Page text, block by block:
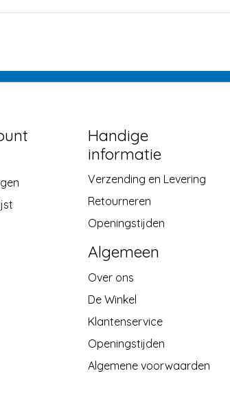
Handige
informatie
Verzending en Levering
Retourneren
Openingstijden
Algemeen
Over ons
De Winkel
Klantenservice
Openingstijden
Algemene voorwaarden